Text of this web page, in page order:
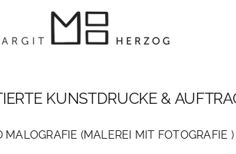
KUNSTDRUCKE &
MALOGRAFIE (MALEREI MIT FOTOGRAFIE )